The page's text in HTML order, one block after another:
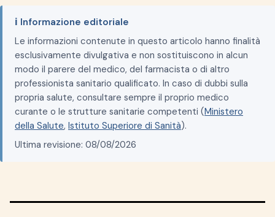
ℹ️ Informazione editoriale
Le informazioni contenute in questo articolo hanno finalità
esclusivamente divulgativa e non sostituiscono in alcun
modo il parere del medico, del farmacista o di altro
professionista sanitario qualificato. In caso di dubbi sulla
propria salute, consultare sempre il proprio medico
curante o le strutture sanitarie competenti (Ministero
della Salute, Istituto Superiore di Sanità).
Ultima revisione: 08/08/2026